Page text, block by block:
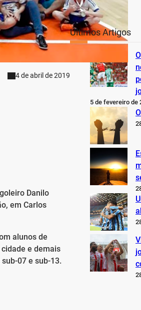
4 de abril de 2019
Danilo
em Carlos
alunos de
e demais
07 e sub-13.
Últimos Artigos
5 de fevereiro de